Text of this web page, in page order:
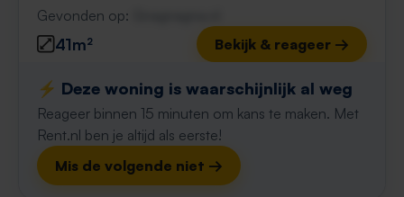
Gevonden op:
41m² Bekijk & reageer →
⚡️ Deze woning is waarschijnlijk al weg
Reageer binnen 15 minuten om kans te maken. Met
Rent.nl ben je altijd als eerste!
Mis de volgende niet →